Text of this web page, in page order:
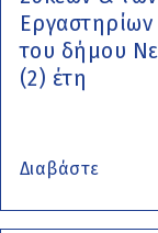
του δήμου
(2) έτη
Διαβάστε